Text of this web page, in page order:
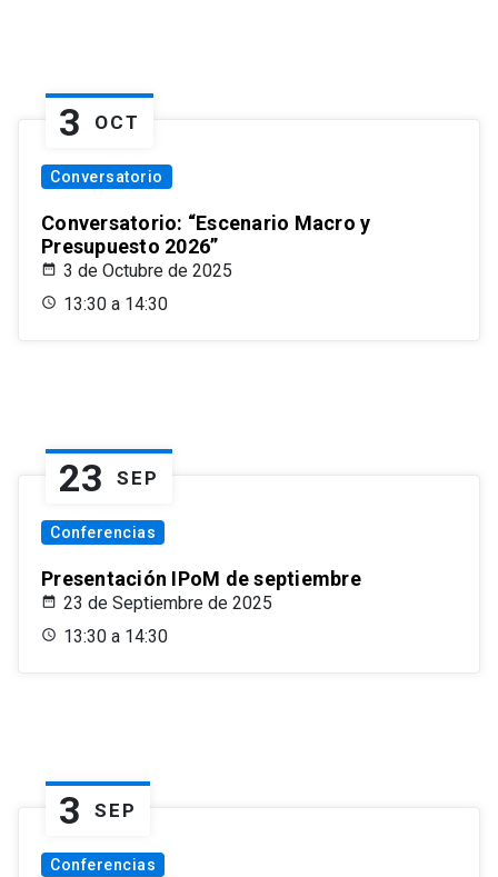
3 OCT
Conversatorio
Conversatorio: “Escenario Macro y
Presupuesto 2026”
3 de Octubre de 2025
13:30 a 14:30
23 SEP
Conferencias
Presentación IPoM de septiembre
23 de Septiembre de 2025
13:30 a 14:30
3 SEP
Conferencias